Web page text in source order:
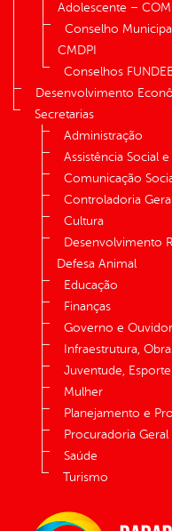
Adolescente –
Conselho
CMDPI
Conselhos
Desenvolvimento
Secretarias
Administração
Assistência Social
Comunicação
Controladoria
Cultura
Desenvolvimento
Defesa Animal
Educação
Finanças
Governo e
Infraestrutura,
Juventude,
Mulher
Planejamento e
Procuradoria Geral
Saúde
Turismo